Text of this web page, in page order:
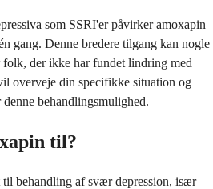
som SSRI'er påvirker amoxapin
gang. Denne bredere tilgang kan nogle
der ikke har fundet lindring med
overveje din specifikke situation og
behandlingsmulighed.
til?
behandling af svær depression, især